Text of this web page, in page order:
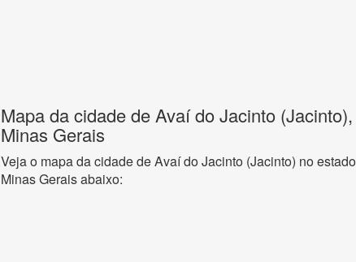
Mapa da cidade de Avaí do Jacinto (Jacinto),
Minas Gerais
Veja o mapa da cidade de Avaí do Jacinto (Jacinto) no estado
Minas Gerais abaixo: